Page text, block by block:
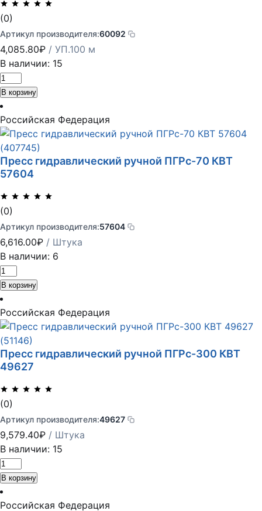
(0)
Артикул производителя:60092
4,085.80₽ / УП.100 м
В наличии: 15
Количество
товара
Трубка
термоусадочная
ТУТнг-
LS-
16/8
черн.
60092
В корзину
Российская Федерация
Пресс гидравлический ручной ПГРс-70 КВТ
57604
(0)
Артикул производителя:57604
6,616.00₽ / Штука
В наличии: 6
Количество
товара
Пресс
гидравлический
ручной
ПГРс-70
КВТ
57604
В корзину
Российская Федерация
Пресс гидравлический ручной ПГРс-300 КВТ
49627
(0)
Артикул производителя:49627
9,579.40₽ / Штука
В наличии: 15
Количество
товара
Пресс
гидравлический
В корзину
Российская Федерация